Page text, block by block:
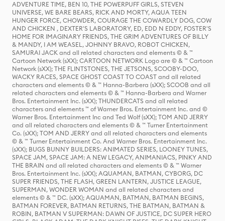
ADVENTURE TIME, BEN 10, THE POWERPUFF GIRLS, STEVEN
UNIVERSE, WE BARE BEARS, RICK AND MORTY, AQUA TEEN
HUNGER FORCE, CHOWDER, COURAGE THE COWARDLY DOG, COW
AND CHICKEN , DEXTER'S LABORATORY, ED, EDD N EDDY, FOSTER'S
HOME FOR IMAGINARY FRIENDS, THE GRIM ADVENTURES OF BILLY
& MANDY, I AM WEASEL, JOHNNY BRAVO, ROBOT CHICKEN,
SAMURAI JACK and all related characters and elements © & ™
Cartoon Network (sXX); CARTOON NETWORK Logo are © & ™ Cartoon
Network (sXX); THE FLINTSTONES, THE JETSONS, SCOOBY-DOO,
WACKY RACES, SPACE GHOST COAST TO COAST and all related
characters and elements © & ™ Hanna-Barbera (sXX); SCOOB and all
related characters and elements © & ™ Hanna-Barbera and Warner
Bros. Entertainment Inc. (sXX); THUNDERCATS and all related
characters and elements ™ of Warner Bros. Entertainment Inc. and ©
Warner Bros. Entertainment Inc and Ted Wolf (sXX); TOM AND JERRY
and all related characters and elements © & ™ Turner Entertainment
Co. (sXX); TOM AND JERRY and all related characters and elements
© & ™ Turner Entertainment Co. And Warner Bros. Entertainment Inc.
(sXX); BUGS BUNNY BUILDERS: ANIMATED SERIES, LOONEY TUNES,
SPACE JAM, SPACE JAM: A NEW LEGACY, ANIMANIACS, PINKY AND
THE BRAIN and all related characters and elements © & ™ Warner
Bros. Entertainment Inc. (sXX); AQUAMAN, BATMAN, CYBORG, DC
SUPER FRIENDS, THE FLASH, GREEN LANTERN, JUSTICE LEAGUE,
SUPERMAN, WONDER WOMAN and all related characters and
elements © & ™ DC. (sXX); AQUAMAN, BATMAN, BATMAN BEGINS,
BATMAN FOREVER, BATMAN RETURNS, THE BATMAN, BATMAN &
ROBIN, BATMAN V SUPERMAN: DAWN OF JUSTICE, DC SUPER HERO